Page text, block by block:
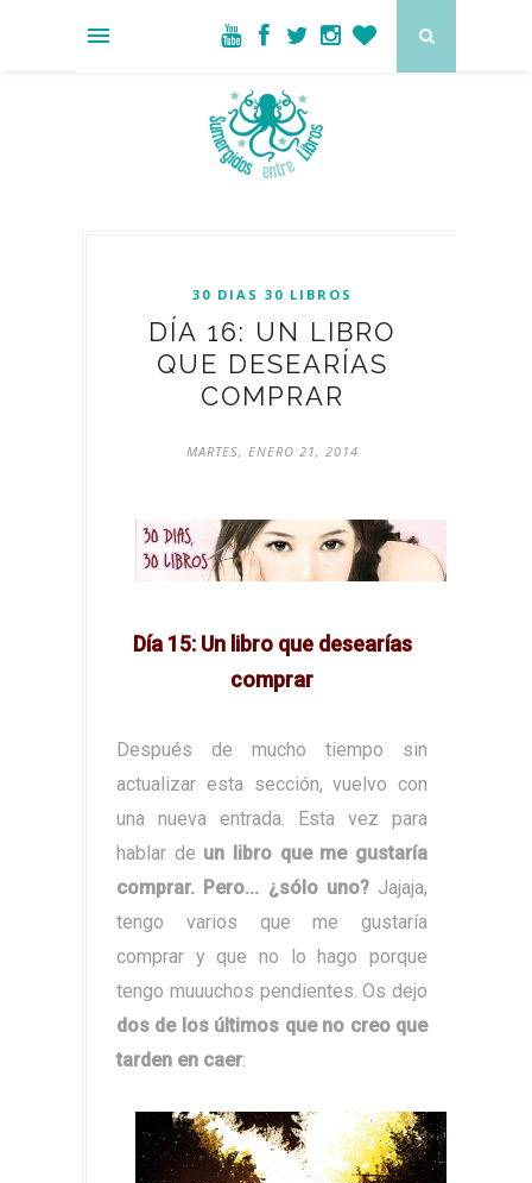
30 DIAS 30 LIBROS
DÍA 16: UN LIBRO
QUE DESEARÍAS
COMPRAR
MARTES, ENERO 21, 2014
Día 15: Un libro que desearías
comprar
Después de mucho tiempo sin
actualizar esta sección, vuelvo con
una nueva entrada. Esta vez para
hablar de un libro que me gustaría
comprar. Pero... ¿sólo uno? Jajaja,
tengo varios que me gustaría
comprar y que no lo hago porque
tengo muuuchos pendientes. Os dejo
dos de los últimos que no creo que
tarden en caer: